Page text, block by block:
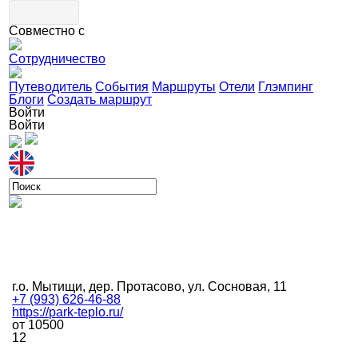
Совместно с
Сотрудничество
Путеводитель События Маршруты Отели Глэмпинг
Блоги Создать маршрут
Войти
Войти
г.о. Мытищи, дер. Протасово, ул. Сосновая, 11
+7 (993) 626-46-88
https://park-teplo.ru/
от 10500
12